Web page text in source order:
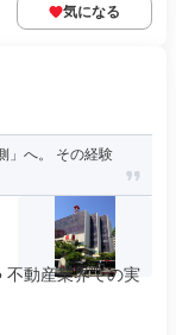
気になる
」へ。 その経験
動産業界での実